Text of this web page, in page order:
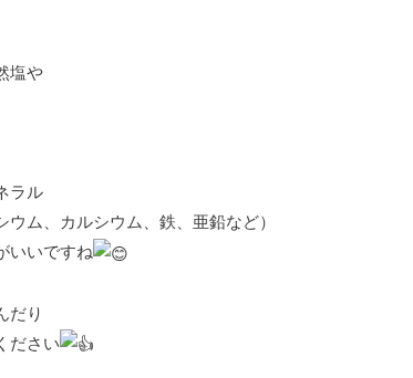
塩や
ラル
ウム、カルシウム、鉄、亜鉛など）
いいですね
だり
ださい